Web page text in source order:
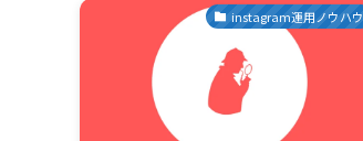
instagram運用ノウハウ